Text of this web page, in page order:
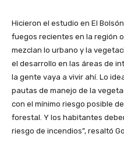
Hicieron el estudio en El
fuegos recientes en la región
mezclan lo urbano y la
el desarrollo en las áreas de
la gente vaya a vivir ahí. Lo
pautas de manejo de la
con el mínimo riesgo posible
forestal. Y los habitantes
riesgo de incendios”, resaltó